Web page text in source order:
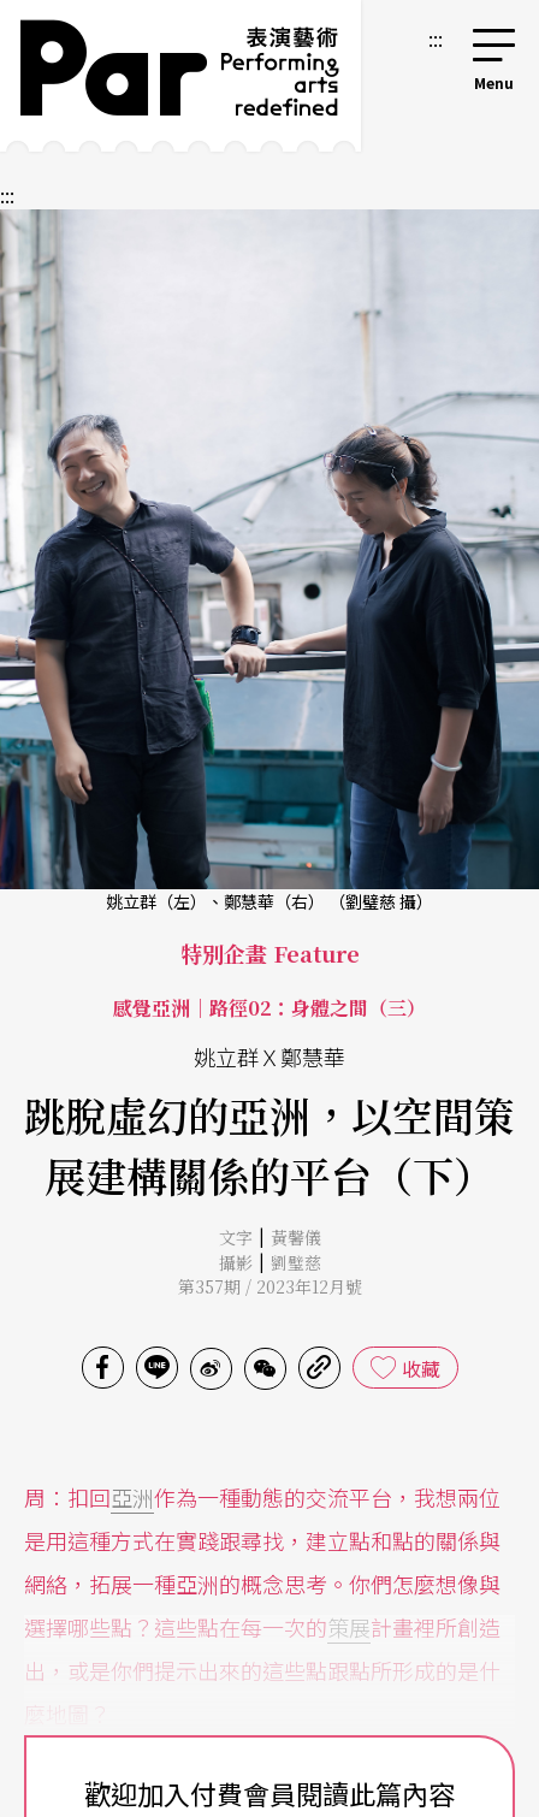
跳到主要內容區塊
網站導覽 :::
:::
姚立群（左）、鄭慧華（右） （劉璧慈 攝）
特別企畫 Feature
感覺亞洲｜路徑02：身體之間（三）
姚立群Ｘ鄭慧華
跳脫虛幻的亞洲，以空間策
展建構關係的平台（下）
文字 | 黃馨儀
攝影 | 劉璧慈
第357期 / 2023年12月號
收藏
周： 扣回亞洲作為一種動態的交流平台，我想兩位
是用這種方式在實踐跟尋找，建立點和點的關係與
網絡，拓展一種亞洲的概念思考。你們怎麼想像與
選擇哪些點？這些點在每一次的策展計畫裡所創造
出，或是你們提示出來的這些點跟點所形成的是什
麼地圖？
有參照點才能想像，畢竟差異無所不在。做
歡迎加入付費會員閱讀此篇內容